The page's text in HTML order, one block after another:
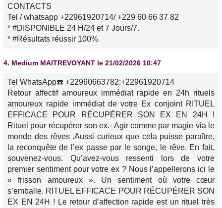
CONTACTS
Tel / whatsapp +22961920714/ +229 60 66 37 82
* #DISPONIBLE 24 H/24 et 7 Jours/7.
* #Résultats réussir 100%
4. Medium MAITREVOYANT le 21/02/2026 10:47
Tel WhatsApp☎️ +22960663782:+22961920714
Retour affectif amoureux immédiat rapide en 24h rituels
amoureux rapide immédiat de votre Ex conjoint RITUEL
EFFICACE POUR RÉCUPÉRER SON EX EN 24H !
Rituel pour récupérer son ex.- Agir comme par magie via le
monde des rêves .Aussi curieux que cela puisse paraître,
la reconquête de l’ex passe par le songe, le rêve. En fait,
souvenez-vous. Qu’avez-vous ressenti lors de votre
premier sentiment pour votre ex ? Nous l’appellerons ici le
« frisson amoureux ». Un sentiment où votre cœur
s’emballe. RITUEL EFFICACE POUR RÉCUPÉRER SON
EX EN 24H ! Le retour d’affection rapide est un rituel très